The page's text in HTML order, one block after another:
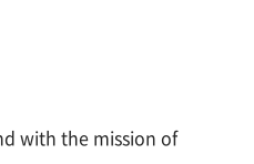
with the mission of